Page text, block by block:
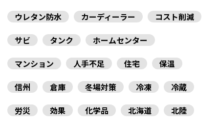
ウレタン防水
カーディーラー
コスト削減
サビ
タンク
ホームセンター
マンション
人手不足 住宅
保温
信州
倉庫 冬場対策 冷凍
冷蔵
労災
効果 化学品 北海道
北陸